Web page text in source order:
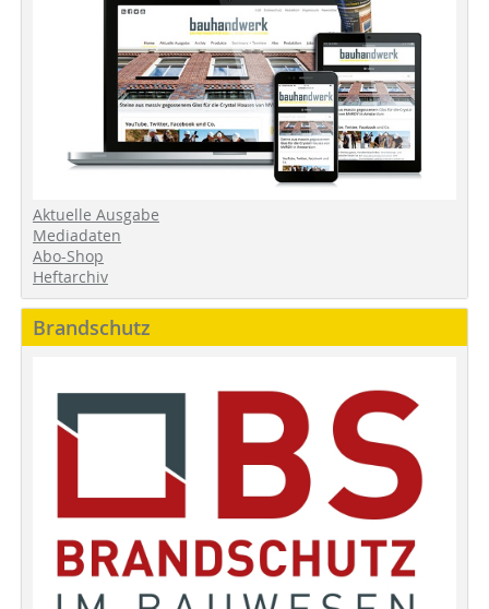
Aktuelle Ausgabe
Mediadaten
Abo-Shop
Heftarchiv
Brandschutz